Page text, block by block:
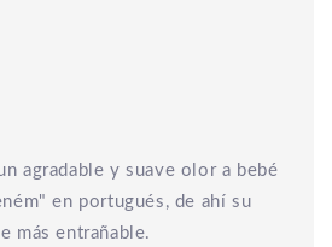
agradable y suave olor a bebé
en portugués, de ahí su
más entrañable.